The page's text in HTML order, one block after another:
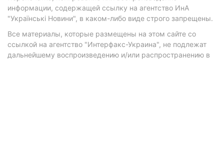
информации, содержащей ссылку на агентство ИнА
"Українські Новини", в каком-либо виде строго запрещены.
Все материалы, которые размещены на этом сайте со
ссылкой на агентство "Интерфакс-Украина", не подлежат
дальнейшему воспроизведению и/или распространению в